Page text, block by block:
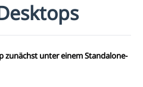
zunächst unter einemStandalone-